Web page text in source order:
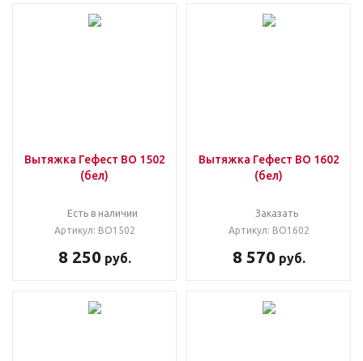
Вытяжка Гефест ВО 1502
(бел)
Есть в наличии
Артикул: ВО1502
8 250руб.
Вытяжка Гефест ВО 1602
(бел)
Заказать
Артикул: ВО1602
8 570руб.